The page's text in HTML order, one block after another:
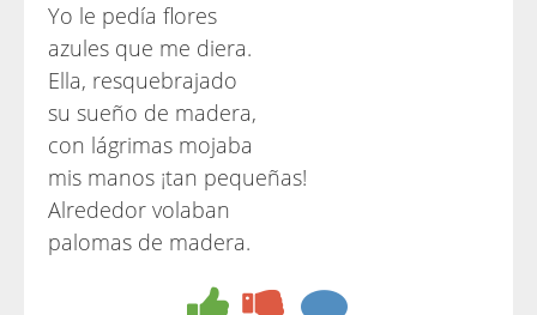
Yo le pedía flores
azules que me diera.
Ella, resquebrajado
su sueño de madera,
con lágrimas mojaba
mis manos ¡tan pequeñas!
Alrededor volaban
palomas de madera.